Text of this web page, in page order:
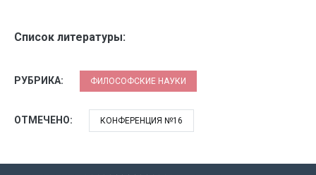
Список литературы:
РУБРИКА: ФИЛОСОФСКИЕ НАУКИ
ОТМЕЧЕНО: КОНФЕРЕНЦИЯ №16